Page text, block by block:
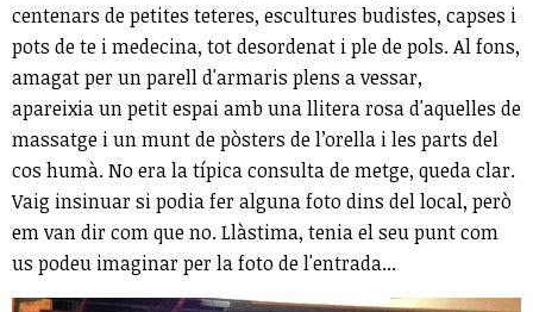
centenars de petites teteres, escultures budistes, capses i
pots de te i medecina, tot desordenat i ple de pols. Al fons,
amagat per un parell d'armaris plens a vessar,
apareixia un petit espai amb una llitera rosa d'aquelles de
massatge i un munt de pòsters de l’orella i les parts del
cos humà. No era la típica consulta de metge, queda clar.
Vaig insinuar si podia fer alguna foto dins del local, però
em van dir com que no. Llàstima, tenia el seu punt com
us podeu imaginar per la foto de l'entrada...